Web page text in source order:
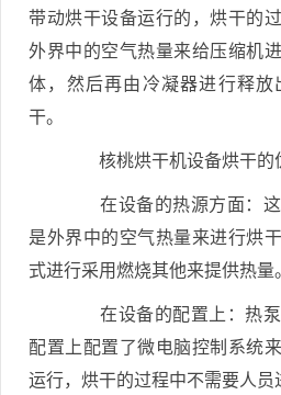
带动烘干设备运行的，烘干的
外界中的空气热量来给压缩机
体，然后再由冷凝器进行释
干。
核桃烘干机设备烘干的
在设备的热源方面：这
是外界中的空气热量来进行烘
式进行采用燃烧其他来提供热量
在设备的配置上：热泵
配置上配置了微电脑控制系统
运行，烘干的过程中不需要人员